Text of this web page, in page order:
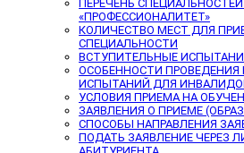
ПЕРЕЧЕНЬ
«ПРОФЕССИОНАЛИТЕТ»
КОЛИЧЕСТВО МЕСТ ДЛЯ
СПЕЦИАЛЬНОСТИ
ВСТУПИТЕЛЬНЫЕ
ОСОБЕННОСТИ
ИСПЫТАНИЙ ДЛЯ
УСЛОВИЯ ПРИЕМА НА
ЗАЯВЛЕНИЯ О ПРИЕМЕ
СПОСОБЫ НАПРАВЛЕНИЯ
ПОДАТЬ ЗАЯВЛЕНИЕ ЧЕРЕЗ